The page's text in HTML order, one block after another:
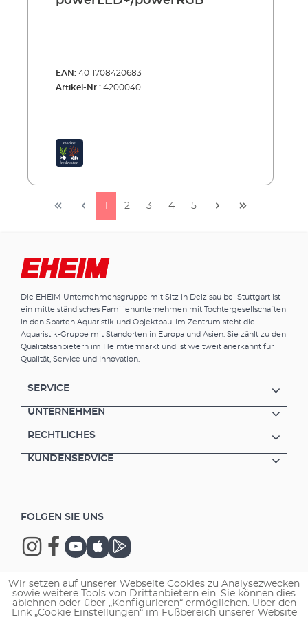
EAN: 4011708420683
Artikel-Nr.: 4200040
1 2 3 4 5
Die EHEIM Unternehmensgruppe mit Sitz in Deizisau bei Stuttgart ist
ein mittelständisches Familienunternehmen mit Tochtergesellschaften
in den Sparten Aquaristik und Objektbau. Im Zentrum steht die
Aquaristik-Gruppe mit Standorten in Europa und Asien. Sie zählt zu den
Qualitätsanbietern im Heimtiermarkt und ist weltweit anerkannt für
Qualität, Service und Innovation.
SERVICE
UNTERNEHMEN
RECHTLICHES
KUNDENSERVICE
FOLGEN SIE UNS
Copyright © 2026 EHEIM GmbH & Co. KG.
Wir setzen auf unserer Webseite Cookies zu Analysezwecken
sowie weitere Tools von Drittanbietern ein. Sie können dies
ablehnen oder über „Konfigurieren“ ermöglichen. Über den
Link „Cookie Einstellungen“ im Fußbereich unserer Website